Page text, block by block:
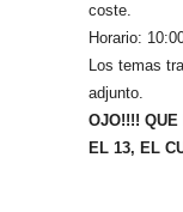
coste.
Horario:
Los temas
adjunto.
OJO!!!! QUE
EL 13, EL